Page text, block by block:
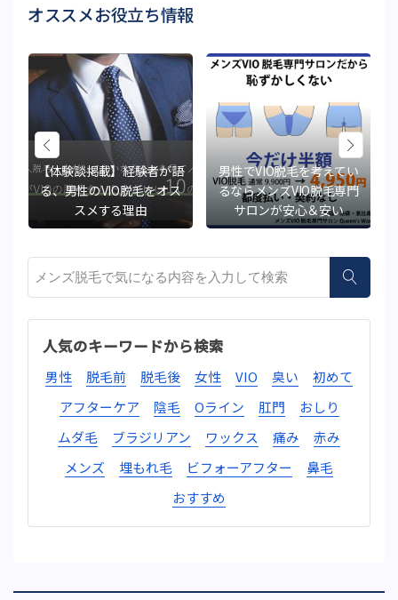
オススメお役立ち情報
【体験談掲載】経験者が語
る、男性のVIO脱毛をオス
スメする理由
男性でVIO脱毛を考えてい
るならメンズVIO脱毛専門
サロンが安心＆安い
サイト内検索
人気のキーワードから検索
男性 脱毛前 脱毛後 女性 VIO 臭い
初めて
アフターケア
陰毛 Oライン 肛門
おしり
ムダ毛
ブラジリアン ワックス 痛み
赤み
メンズ
埋もれ毛 ビフォーアフター
鼻毛
おすすめ